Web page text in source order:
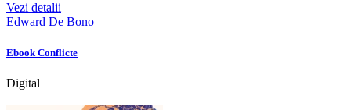
Vezi detalii
Edward De Bono
Ebook Conflicte
Digital